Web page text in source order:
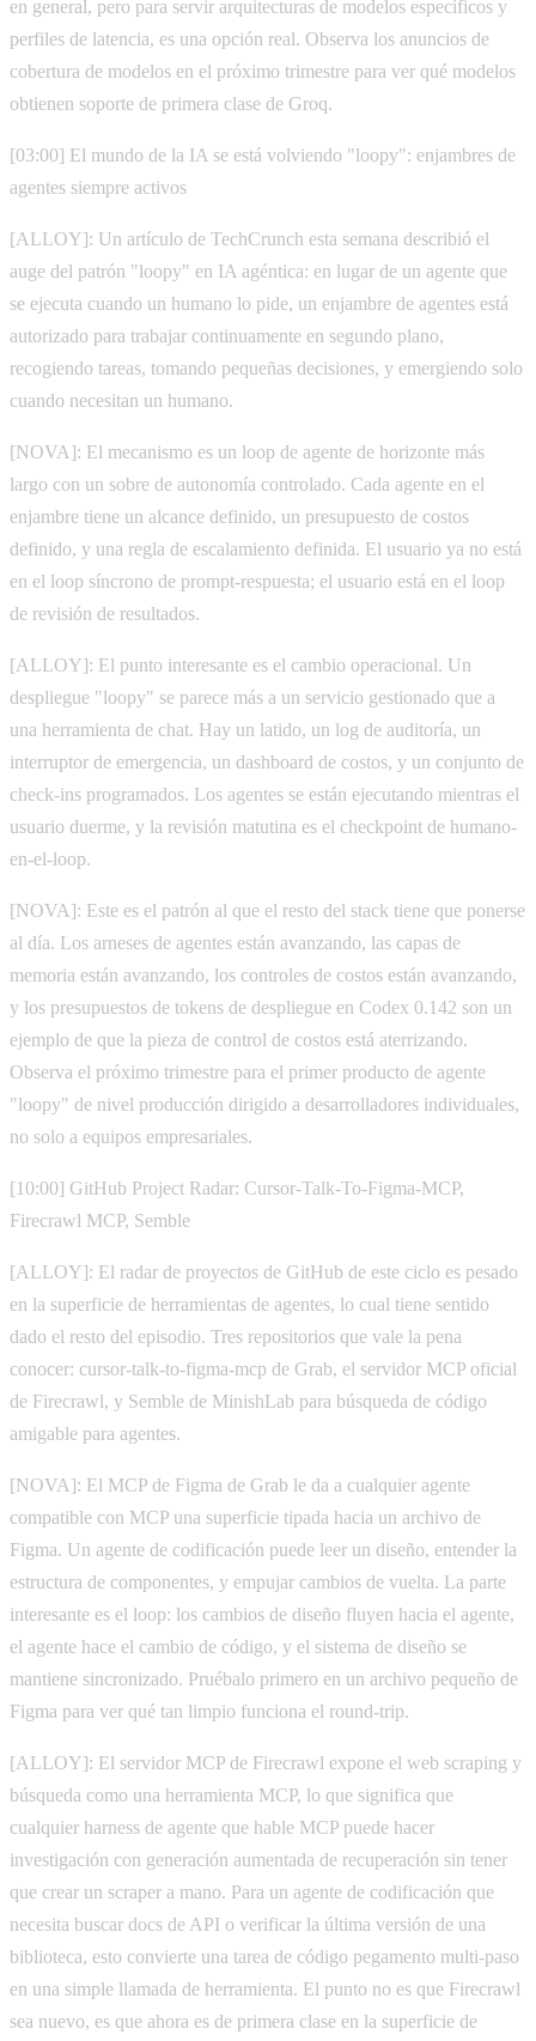
en general, pero para servir arquitecturas de modelos específicos y
perfiles de latencia, es una opción real. Observa los anuncios de
cobertura de modelos en el próximo trimestre para ver qué modelos
obtienen soporte de primera clase de Groq.
[03:00] El mundo de la IA se está volviendo "loopy": enjambres de
agentes siempre activos
[ALLOY]: Un artículo de TechCrunch esta semana describió el
auge del patrón "loopy" en IA agéntica: en lugar de un agente que
se ejecuta cuando un humano lo pide, un enjambre de agentes está
autorizado para trabajar continuamente en segundo plano,
recogiendo tareas, tomando pequeñas decisiones, y emergiendo solo
cuando necesitan un humano.
[NOVA]: El mecanismo es un loop de agente de horizonte más
largo con un sobre de autonomía controlado. Cada agente en el
enjambre tiene un alcance definido, un presupuesto de costos
definido, y una regla de escalamiento definida. El usuario ya no está
en el loop síncrono de prompt-respuesta; el usuario está en el loop
de revisión de resultados.
[ALLOY]: El punto interesante es el cambio operacional. Un
despliegue "loopy" se parece más a un servicio gestionado que a
una herramienta de chat. Hay un latido, un log de auditoría, un
interruptor de emergencia, un dashboard de costos, y un conjunto de
check-ins programados. Los agentes se están ejecutando mientras el
usuario duerme, y la revisión matutina es el checkpoint de humano-
en-el-loop.
[NOVA]: Este es el patrón al que el resto del stack tiene que ponerse
al día. Los arneses de agentes están avanzando, las capas de
memoria están avanzando, los controles de costos están avanzando,
y los presupuestos de tokens de despliegue en Codex 0.142 son un
ejemplo de que la pieza de control de costos está aterrizando.
Observa el próximo trimestre para el primer producto de agente
"loopy" de nivel producción dirigido a desarrolladores individuales,
no solo a equipos empresariales.
[10:00] GitHub Project Radar: Cursor-Talk-To-Figma-MCP,
Firecrawl MCP, Semble
[ALLOY]: El radar de proyectos de GitHub de este ciclo es pesado
en la superficie de herramientas de agentes, lo cual tiene sentido
dado el resto del episodio. Tres repositorios que vale la pena
conocer: cursor-talk-to-figma-mcp de Grab, el servidor MCP oficial
de Firecrawl, y Semble de MinishLab para búsqueda de código
amigable para agentes.
[NOVA]: El MCP de Figma de Grab le da a cualquier agente
compatible con MCP una superficie tipada hacia un archivo de
Figma. Un agente de codificación puede leer un diseño, entender la
estructura de componentes, y empujar cambios de vuelta. La parte
interesante es el loop: los cambios de diseño fluyen hacia el agente,
el agente hace el cambio de código, y el sistema de diseño se
mantiene sincronizado. Pruébalo primero en un archivo pequeño de
Figma para ver qué tan limpio funciona el round-trip.
[ALLOY]: El servidor MCP de Firecrawl expone el web scraping y
búsqueda como una herramienta MCP, lo que significa que
cualquier harness de agente que hable MCP puede hacer
investigación con generación aumentada de recuperación sin tener
que crear un scraper a mano. Para un agente de codificación que
necesita buscar docs de API o verificar la última versión de una
biblioteca, esto convierte una tarea de código pegamento multi-paso
en una simple llamada de herramienta. El punto no es que Firecrawl
sea nuevo, es que ahora es de primera clase en la superficie de